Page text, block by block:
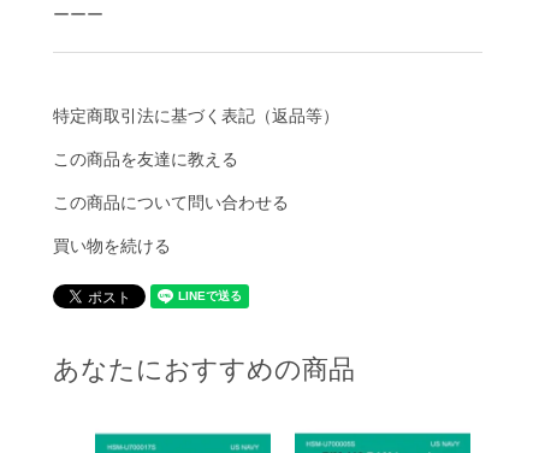
ーーー
特定商取引法に基づく表記（返品等）
この商品を友達に教える
この商品について問い合わせる
買い物を続ける
あなたにおすすめの商品